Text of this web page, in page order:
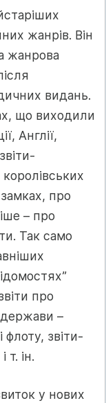
жанрів. Він
жанрова
видань.
що виходили
Англії,
про
– про
Так само
про
держави –
флоту, звіти-
т. ін.
у нових